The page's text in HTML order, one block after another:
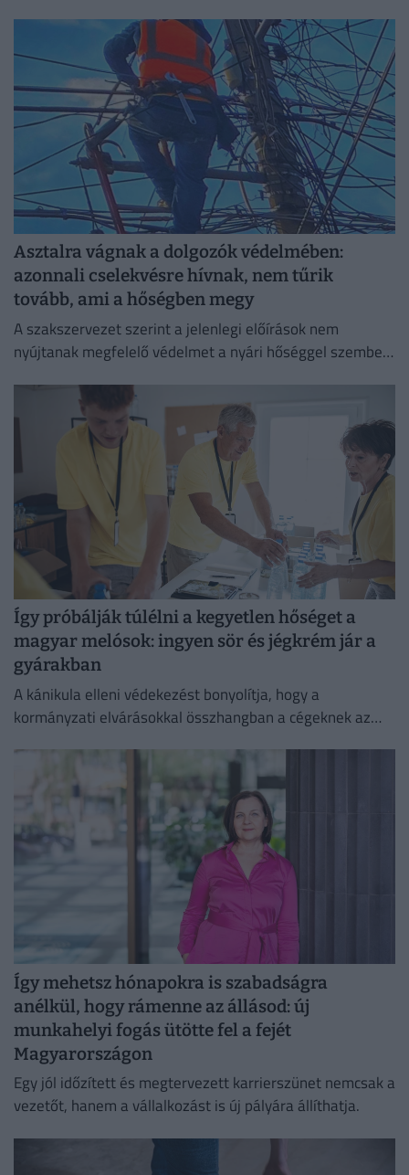
Asztalra vágnak a dolgozók védelmében:
azonnali cselekvésre hívnak, nem tűrik
tovább, ami a hőségben megy
A szakszervezet szerint a jelenlegi előírások nem
nyújtanak megfelelő védelmet a nyári hőséggel szemben,
védelmében.
Így próbálják túlélni a kegyetlen hőséget a
magyar melósok: ingyen sör és jégkrém jár a
gyárakban
A kánikula elleni védekezést bonyolítja, hogy a
kormányzati elvárásokkal összhangban a cégeknek az
Így mehetsz hónapokra is szabadságra
anélkül, hogy rámenne az állásod: új
munkahelyi fogás ütötte fel a fejét
Magyarországon
Egy jól időzített és megtervezett karrierszünet nemcsak a
vezetőt, hanem a vállalkozást is új pályára állíthatja.